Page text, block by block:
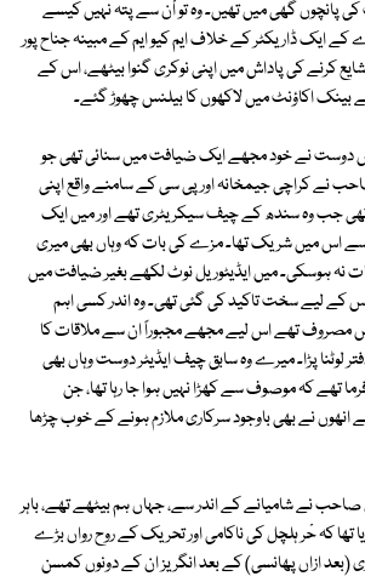
پانچوں گھی میں تھیں۔ وہ تو اْن سے پتہ نہیں کیسے
کے ایک ڈاریکٹر کے خلاف ایم کیو ایم کے مبینہ جناح پور
کرنے کی پاداش میں اپنی نوکری گنوا بیٹھے، اس کے
بینک اکاؤنٹ میں لاکھوں کا بیلنس چھوڑ گئے۔
دوست نے خود مجھے ایک ضیافت میں سنائی تھی جو
نے کراچی جیمخانہ اور پی سی کے سامنے واقع اپنی
جب وہ سندھ کے چیف سیکریٹری تھے اور میں ایک
سے اس میں شریک تھا۔ مزے کی بات کہ وہاں بھی میری
ہوسکی۔ میں ایڈیٹوریل نوٹ لکھے بغیر ضیافت میں
کے لیے سخت تاکید کی گئی تھی۔ وہ اندر کسی اہم
تھے اس لیے مجھے مجبوراً ان سے ملاقات کا
پڑا۔ میرے وہ سابق چیف ایڈیٹر دوست وہاں بھی
کہ موصوف سے کھڑا نہیں ہوا جا رہا تھا، جن
نے بھی باوجود سرکاری ملازم ہونے کے خوب چڑھا
نے شامیانے کے اندر سے، جہاں ہم بیٹھے تھے، باہر
تھا کہ حْر ہلچل کی ناکامی اور تحریک کے روح رواں بڑے
(بعد ازاں پھانسی) کے بعد انگریز ان کے دونوں کمسن